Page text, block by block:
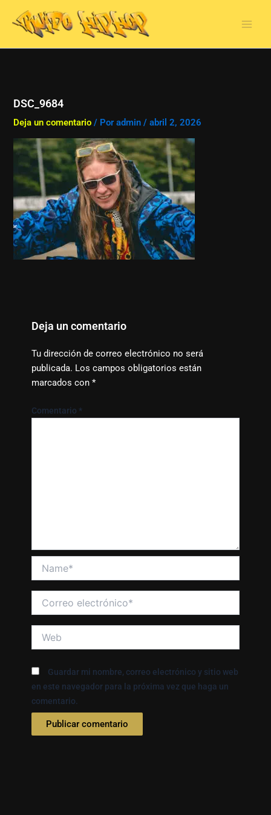
contenido
DSC_9684
Deja un comentario / Poradmin/abril 2, 2026
Deja un comentario
Tu dirección de correo electrónico no será
publicada. Los campos obligatorios están
marcados con *
Comentario *
electrónico*
Guardar mi nombre, correo electrónico y sitio web
en este navegador para la próxima vez que haga un
comentario.